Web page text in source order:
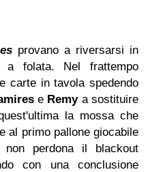
provano a riversarsi in
a folata. Nel frattempo
carte in tavola spedendo
e Remya sostituire
la mossa che
al primo pallone giocabile
perdona il blackout
con una conclusione